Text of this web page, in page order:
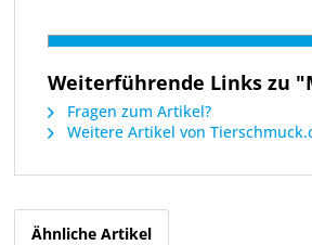
Weiterführende Links zu
Fragen zum Artikel?
Weitere Artikel von
Ähnliche Artikel